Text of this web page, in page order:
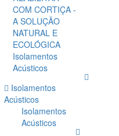
COM CORTIÇA -
A SOLUÇÃO
NATURAL E
ECOLÓGICA
Isolamentos
Acústicos
Isolamentos
Acústicos
Isolamentos
Acústicos